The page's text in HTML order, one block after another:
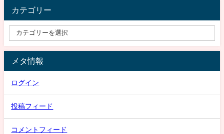
カテゴリー
メタ情報
ログイン
投稿フィード
コメントフィード